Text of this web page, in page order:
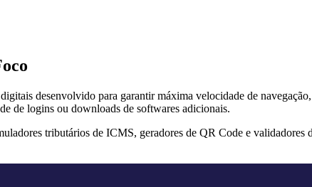
desenvolvido para garantir máxima velocidade de
de logins ou downloads de softwares adicionais.
tributários de ICMS, geradores de QR Code e